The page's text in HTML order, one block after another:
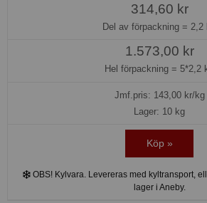
314,60 kr
Del av förpackning = 2,2
1.573,00 kr
Hel förpackning = 5*2,2
Jmf.pris: 143,00kr/kg
Lager: 10 kg
Köp »
OBS! Kylvara. Levereras med kyltransport,
lager i Aneby.